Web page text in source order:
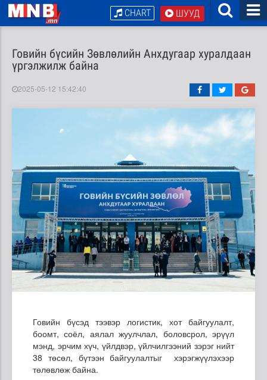
ШУУД
CHART
Говийн бүсийн Зөвлөлийн Анхдугаар хуралдаан
үргэлжилж байна
2025-05-12 15:42:40
Говийн бүсэд тээвэр логистик, хот байгуулалт,
боомт, соёл, аялал жуулчлал, боловсрол, эрүүл
мэнд, эрчим хүч, үйлдвэр, үйлчилгээний зэрэг нийт
38 төсөл, бүтээн байгуулалтыг хэрэгжүүлэхээр
төлөвлөж байна.